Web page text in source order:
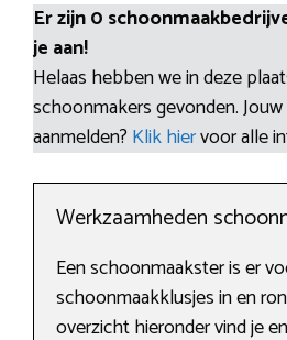
Er zijn 0
je aan!
Helaas hebben we in deze
schoonmakers gevonden.
aanmelden? Klik hiervoor alle
Werkzaamheden
Een schoonmaakster is er
schoonmaakklusjes in en
overzicht hieronder vind je